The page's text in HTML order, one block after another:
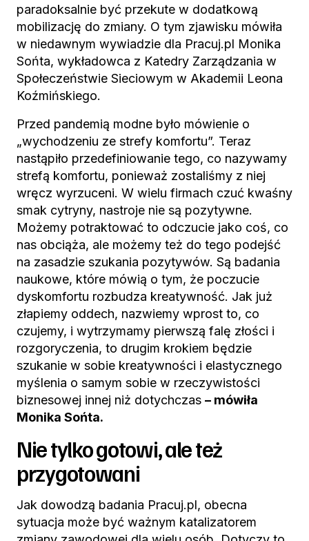
paradoksalnie być przekute w dodatkową
mobilizację do zmiany. O tym zjawisku mówiła
w niedawnym wywiadzie dla Pracuj.pl Monika
Sońta, wykładowca z Katedry Zarządzania w
Społeczeństwie Sieciowym w Akademii Leona
Koźmińskiego.
Przed pandemią modne było mówienie o
„wychodzeniu ze strefy komfortu”. Teraz
nastąpiło przedefiniowanie tego, co nazywamy
strefą komfortu, ponieważ zostaliśmy z niej
wręcz wyrzuceni. W wielu firmach czuć kwaśny
smak cytryny, nastroje nie są pozytywne.
Możemy potraktować to odczucie jako coś, co
nas obciąża, ale możemy też do tego podejść
na zasadzie szukania pozytywów. Są badania
naukowe, które mówią o tym, że poczucie
dyskomfortu rozbudza kreatywność. Jak już
złapiemy oddech, nazwiemy wprost to, co
czujemy, i wytrzymamy pierwszą falę złości i
rozgoryczenia, to drugim krokiem będzie
szukanie w sobie kreatywności i elastycznego
myślenia o samym sobie w rzeczywistości
biznesowej innej niż dotychczas – mówiła
Monika Sońta.
Nie tylko gotowi, ale też
przygotowani
Jak dowodzą badania Pracuj.pl, obecna
sytuacja może być ważnym katalizatorem